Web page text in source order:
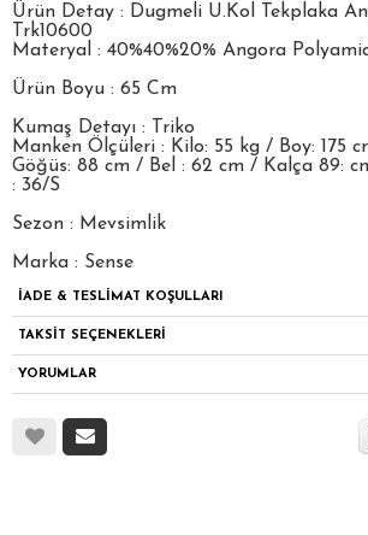
Ürün Detay : Dugmeli U.Kol Tekplaka
Trk10600
Materyal : 40%40%20% Angora
Ürün Boyu : 65 Cm
Kumaş Detayı : Triko
Manken Ölçüleri : Kilo: 55 kg / Boy: 175
Göğüs: 88 cm / Bel : 62 cm / Kalça 89:
: 36/S
Sezon : Mevsimlik
Marka : Sense
İADE & TESLİMAT KOŞULLARI
TAKSİT SEÇENEKLERİ
YORUMLAR